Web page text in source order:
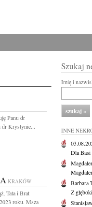
Panu dr
Krystynie...
KRAKÓW
Tata i Brat
roku. Msza
Szukaj
Imię i
INNE
Dla
Barbara
Z